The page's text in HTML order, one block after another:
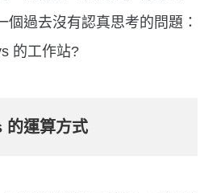
過去沒有認真思考的問題：
的工作站?
的運算方式